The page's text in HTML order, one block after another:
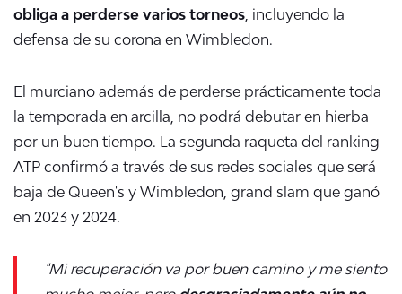
obliga a perderse varios torneos, incluyendo la
defensa de su corona en Wimbledon.
El murciano además de perderse prácticamente toda
la temporada en arcilla, no podrá debutar en hierba
por un buen tiempo. La segunda raqueta del ranking
ATP confirmó a través de sus redes sociales que será
baja de Queen's y Wimbledon, grand slam que ganó
en 2023 y 2024.
"Mi recuperación va por buen camino y me siento